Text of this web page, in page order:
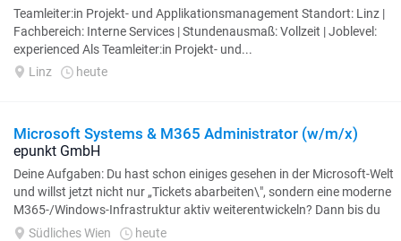
Teamleiter:in Projekt- und Applikationsmanagement Standort: Linz |
Fachbereich: Interne Services | Stundenausmaß: Vollzeit | Joblevel:
experienced Als Teamleiter:in Projekt- und...
Linz
heute
Microsoft Systems & M365 Administrator (w/m/x)
epunkt GmbH
Deine Aufgaben: Du hast schon einiges gesehen in der Microsoft-Welt
und willst jetzt nicht nur „Tickets abarbeiten\", sondern eine moderne
M365-/Windows-Infrastruktur aktiv weiterentwickeln? Dann bis du
hier richtig! Betrieb...
Südliches Wien heute